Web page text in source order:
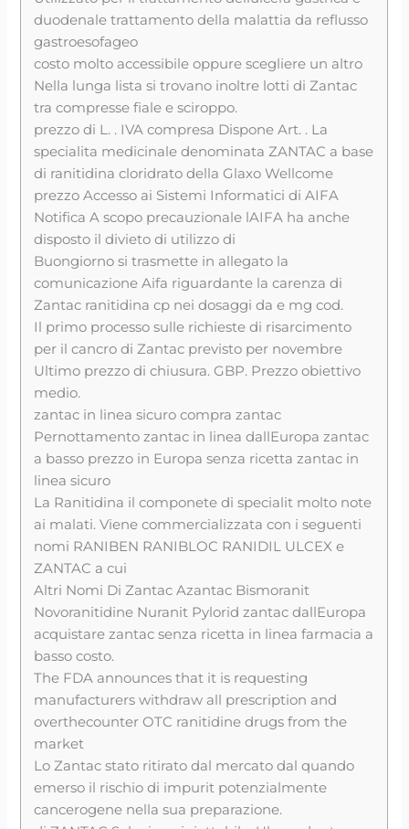
duodenale trattamento della malattia da reflusso
gastroesofageo
costo molto accessibile oppure scegliere un altro
Nella lunga lista si trovano inoltre lotti di Zantac
tra compresse fiale e sciroppo.
prezzo di L. . IVA compresa Dispone Art. . La
specialita medicinale denominata ZANTAC a base
di ranitidina cloridrato della Glaxo Wellcome
prezzo Accesso ai Sistemi Informatici di AIFA
Notifica A scopo precauzionale lAIFA ha anche
disposto il divieto di utilizzo di
Buongiorno si trasmette in allegato la
comunicazione Aifa riguardante la carenza di
Zantac ranitidina cp nei dosaggi da e mg cod.
Il primo processo sulle richieste di risarcimento
per il cancro di Zantac previsto per novembre
Ultimo prezzo di chiusura. GBP. Prezzo obiettivo
medio.
zantac in linea sicuro compra zantac
Pernottamento zantac in linea dallEuropa zantac
a basso prezzo in Europa senza ricetta zantac in
linea sicuro
La Ranitidina il componete di specialit molto note
ai malati. Viene commercializzata con i seguenti
nomi RANIBEN RANIBLOC RANIDIL ULCEX e
ZANTAC a cui
Altri Nomi Di Zantac Azantac Bismoranit
Novoranitidine Nuranit Pylorid zantac dallEuropa
acquistare zantac senza ricetta in linea farmacia a
basso costo.
The FDA announces that it is requesting
manufacturers withdraw all prescription and
overthecounter OTC ranitidine drugs from the
market
Lo Zantac stato ritirato dal mercato dal quando
emerso il rischio di impurit potenzialmente
cancerogene nella sua preparazione.